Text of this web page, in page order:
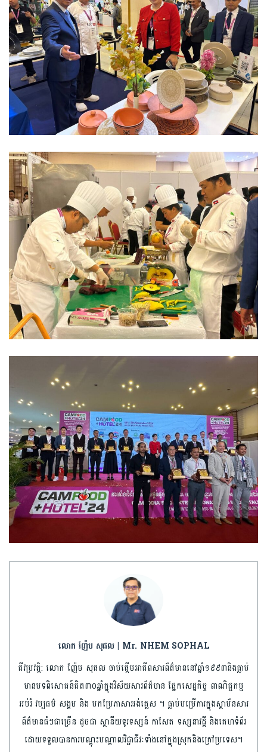
លោក ញ៉ែម សុផល | Mr. NHEM SOPHAL
ជីវប្រវត្តិ: លោក ញ៉ែម សុផល ចាប់ផ្តើមអាជីពសារព័ត៌មាននៅឆ្នាំ១៩៩៣និងធ្លាប់
មានបទពិសោធន៍ជិត៣០ឆ្នាំក្នុងវិស័យសារព័ត៌មាន ផ្នែកសេដ្ឋកិច្ច ពាណិជ្ជកម្ម
អប់រំ វប្បធម៌ សង្គម និង បកប្រែភាសាអង់គ្លេស ។ ធ្លាប់បម្រើការក្នុងស្ថាប័នសារ
ព័ត៌មានធំៗជាច្រើន ដូចជា ស្ថានីយទូរទស្សន៍ កាសែត ទស្សនាវដ្តី និងគេហទំព័រ
ដោយទទួលបានការបណ្តុះបណ្តាលវិជ្ជាជីវៈទាំងនៅក្នុងស្រុកនិងក្រៅប្រទេស។